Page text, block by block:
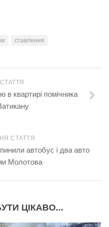
ставлення
в квартирі помічника
СТАТТЯ
автобус і два авто
Молотoвa
ЦІКАВО...